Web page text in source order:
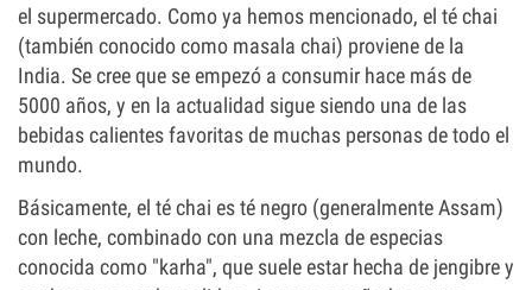
el supermercado. Como ya hemos mencionado, el té chai
(también conocido como masala chai) proviene de la
India. Se cree que se empezó a consumir hace más de
5000 años, y en la actualidad sigue siendo una de las
bebidas calientes favoritas de muchas personas de todo el
mundo.
Básicamente, el té chai es té negro (generalmente Assam)
con leche, combinado con una mezcla de especias
conocida como "karha", que suele estar hecha de jengibre y